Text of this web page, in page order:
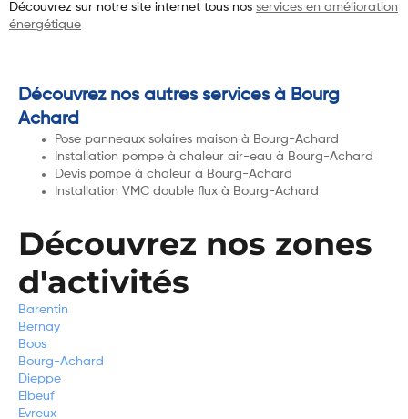
Découvrez sur notre site internet tous nos services en amélioration
énergétique
Découvrez nos autres services à Bourg
Achard
Pose panneaux solaires maison à Bourg-Achard
Installation pompe à chaleur air-eau à Bourg-Achard
Devis pompe à chaleur à Bourg-Achard
Installation VMC double flux à Bourg-Achard
Découvrez nos zones
d'activités
Barentin
Bernay
Boos
Bourg-Achard
Dieppe
Elbeuf
Evreux